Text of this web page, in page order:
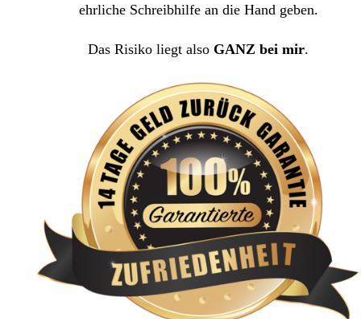
ehrliche Schreibhilfe an die Hand geben.
Das Risiko liegt also GANZ bei mir.